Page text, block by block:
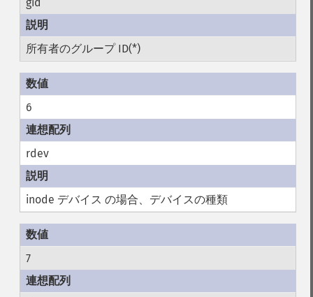
所有者のグループ ID(*)
6
rdev
inode デバイス の場合、デバイスの種類
7